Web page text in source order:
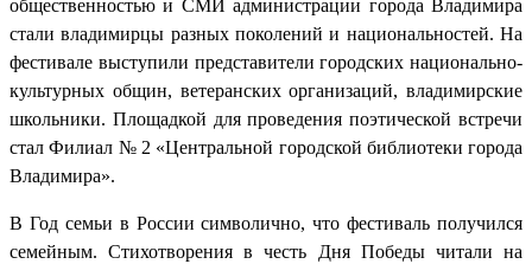
общественностью и СМИ администрации города Владимира
стали владимирцы разных поколений и национальностей. На
фестивале выступили представители городских национально-
культурных общин, ветеранских организаций, владимирские
школьники. Площадкой для проведения поэтической встречи
стал Филиал № 2 «Центральной городской библиотеки города
Владимира».
В Год семьи в России символично, что фестиваль получился
семейным. Стихотворения в честь Дня Победы читали на